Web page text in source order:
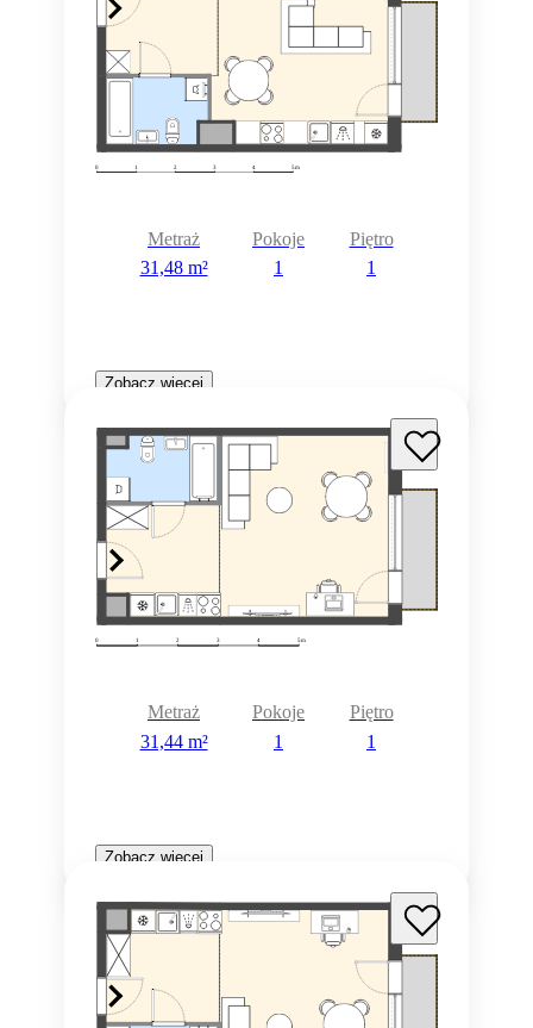
Metraż
31,48 m²
Pokoje
1
Piętro
1
Zobacz więcej
Metraż
31,44 m²
Pokoje
1
Piętro
1
Zobacz więcej